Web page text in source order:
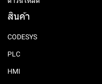
สินค้า
CODESYS
PLC
HMI